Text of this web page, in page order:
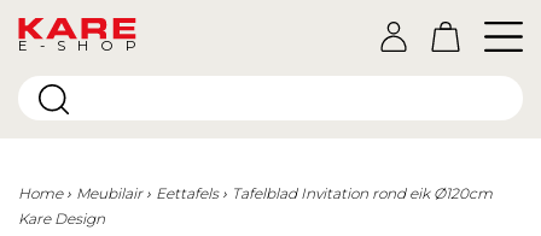
E-SHOP
Home Meubilair Eettafels
Tafelblad Invitation rond eik Ø120cm
Kare Design